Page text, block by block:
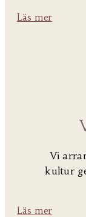
Läs mer
Vi
kultur
Läs mer